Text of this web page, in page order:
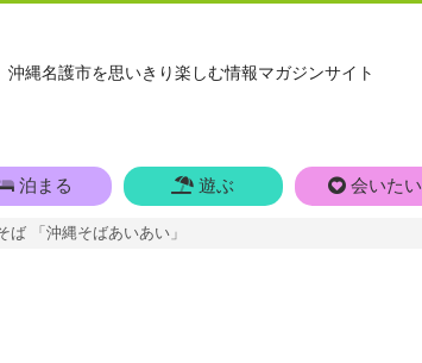
沖縄名護市を思いきり楽しむ情報マガジンサイト
泊まる 遊ぶ 会いたい
ば 「沖縄そばあいあい」